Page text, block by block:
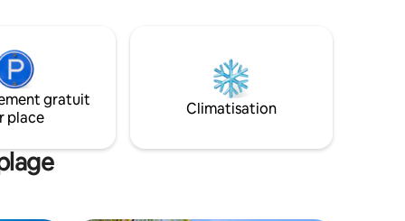
que
Rick IG : southernexposurecb
gratuit
place
Climatisation